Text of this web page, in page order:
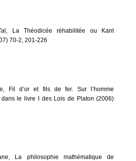
La Théodicée réhabilitée ou Kant
70-2, 201-226
Fil d’or et fils de fer. Sur l’homme
le livre I des Lois de Platon (2006)
La philosophie mathématique de